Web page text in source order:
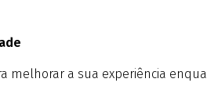
melhorar a sua experiência